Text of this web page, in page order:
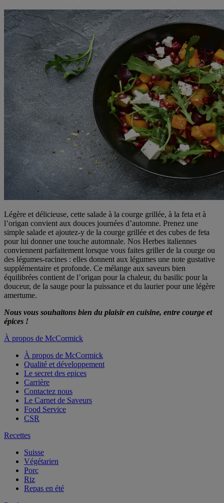
Légère et délicieuse, cette salade à la courge grillée, à la feta et à
l’origan convient aux douces journées d’automne. Prenez une
simple salade et ajoutez-y de la courge grillée et des cubes de feta
pour lui donner une touche automnale. Nos Herbes italiennes
conviennent parfaitement lorsque vous faites griller de la courge ou
des légumes-racines : elles donnent aux légumes une note gustative
supplémentaire et profonde. Ce mélange aux saveurs bien
équilibrées contient de l’origan pour la chaleur, du basilic pour la
douceur, de la sauge pour la puissance et du laurier pour une légère
amertume.
Nous vous souhaitons bien du plaisir en cuisine, entre courge et
épices !
À propos de McCormick
À propos de McCormick
Qualité et développement
Le secret des epices
Carrière
Contactez nous
Le Carnet de Saveurs
Food Service
CSR
Recettes
Suisse
Végétarien
Porc
Riz
Repas en été